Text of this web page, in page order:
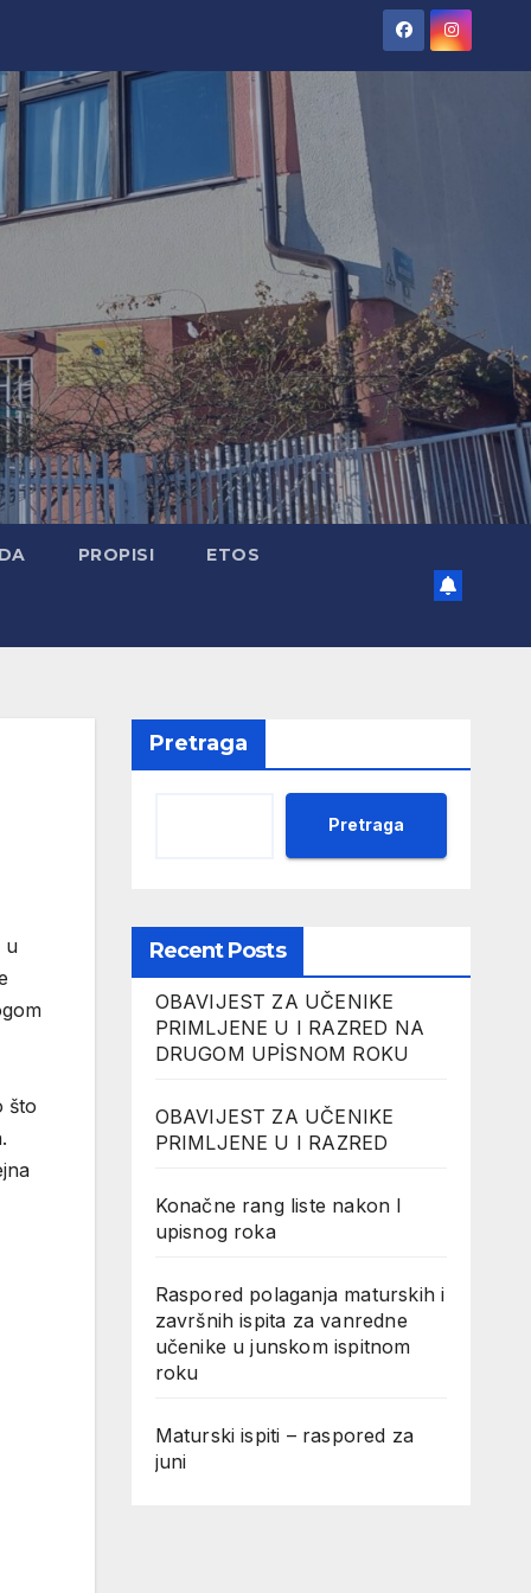
PROPISI ETOS
u
što
Pretraga
Pretraga
Recent Posts
OBAVIJEST ZA UČENIKE
PRIMLJENE U I RAZRED NA
DRUGOM UPİSNOM ROKU
OBAVIJEST ZA UČENIKE
PRIMLJENE U I RAZRED
Konačne rang liste nakon I
upisnog roka
Raspored polaganja maturskih i
završnih ispita za vanredne
učenike u junskom ispitnom
roku
Maturski ispiti – raspored za
juni